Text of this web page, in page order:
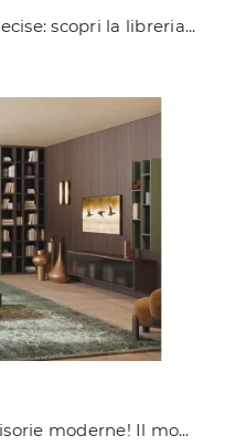
Materiali di pregio e forme decise: scopri la libreria Libreria LV710 di Giessegi tra le più esclusive Librerie moderne a muro.
Clicca e scopri le Librerie divisorie moderne! Il modello Libreria LV708 Giessegi saprà ultimare un living dinamico e operativo.